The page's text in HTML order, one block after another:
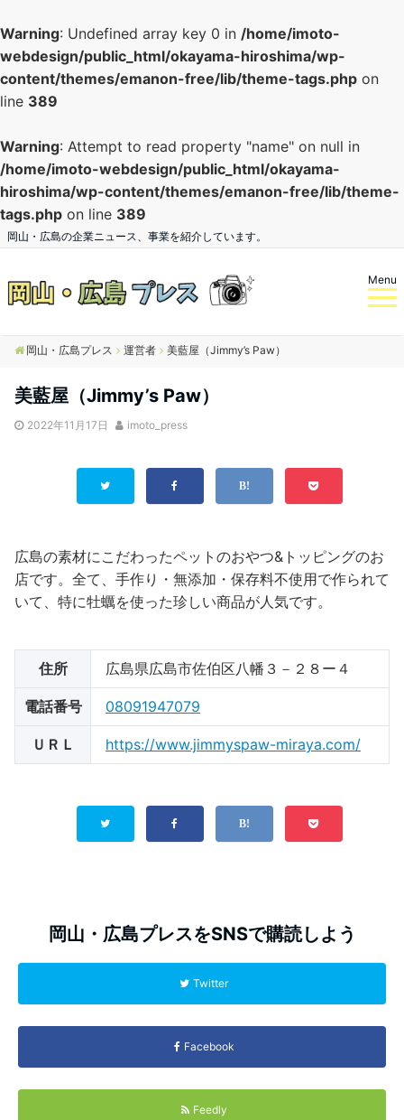
Warning: Undefined array key 0 in /home/imoto-
webdesign/public_html/okayama-hiroshima/wp-
content/themes/emanon-free/lib/theme-tags.php on
line 389
Warning: Attempt to read property "name" on null in
/home/imoto-webdesign/public_html/okayama-
hiroshima/wp-content/themes/emanon-free/lib/theme-
tags.php on line 389
岡山・広島の企業ニュース、事業を紹介しています。
Menu
岡山・広島プレス 運営者 美藍屋（Jimmy’s Paw）
美藍屋（Jimmy’s Paw）
2022年11月17日 imoto_press
広島の素材にこだわったペットのおやつ&トッピングのお
店です。全て、手作り・無添加・保存料不使用で作られて
いて、特に牡蠣を使った珍しい商品が人気です。
住所 広島県広島市佐伯区八幡３－２８ー４
電話番号 08091947079
ＵＲＬ https://www.jimmyspaw-miraya.com/
岡山・広島プレスをSNSで購読しよう
Twitter
Facebook
Feedly